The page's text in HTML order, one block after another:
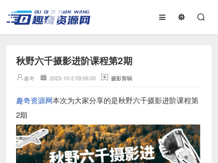
秋野六千摄影进阶课程第2期
趣奇 2023-10-2 09:06:00 摄影剪辑
趣奇资源网本次为大家分享的是秋野六千摄影进阶课程第
2期